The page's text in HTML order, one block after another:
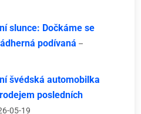
slunce: Dočkáme se
podívaná –
švédská automobilka
posledních
05-19